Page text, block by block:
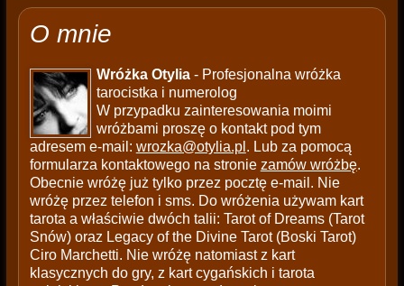
O mnie
Wróżka Otylia- Profesjonalna wróżka
tarocistka i numerolog
W przypadku zainteresowania moimi
wróżbami proszę o kontakt pod tym
adresem e-mail: wrozka@otylia.pl . Lub za pomocą
formularza kontaktowego na stronie zamów wróżbę.
Obecnie wróżę już tylko przez pocztę e-mail. Nie
wróżę przez telefon i sms. Do wróżenia używam kart
tarota a właściwie dwóch talii: Tarot of Dreams (Tarot
Snów) oraz Legacy of the Divine Tarot (Boski Tarot)
Ciro Marchetti. Nie wróżę natomiast z kart
klasycznych do gry, z kart cygańskich i tarota